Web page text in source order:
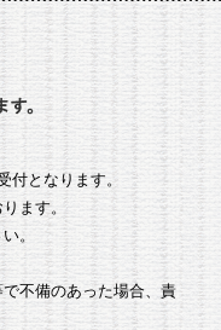
付となります。
ります。
。
不備のあった場合、責